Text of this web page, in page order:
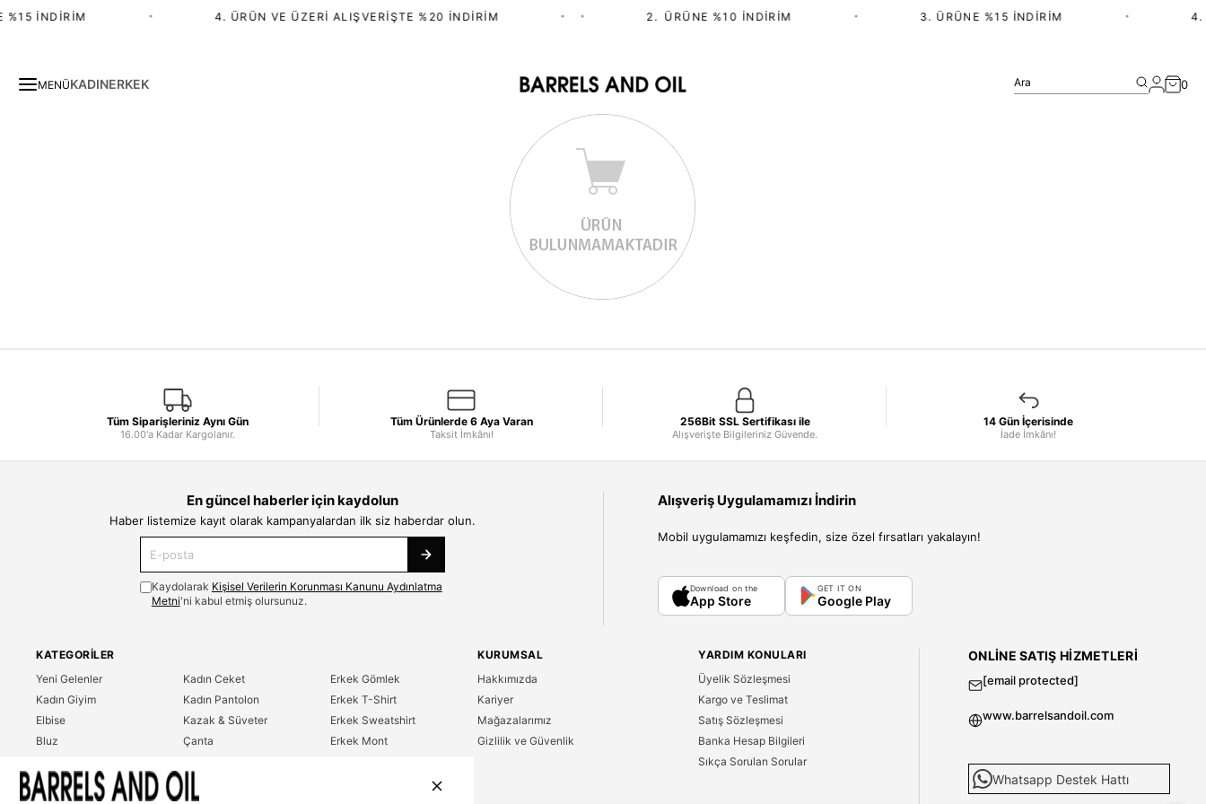
İNDIRIM 4. ÜRÜN VE ÜZERI ALIŞVERIŞTE %20 İNDIRIM 2.⁠ ⁠ÜRÜNE %10 İNDIRIM 3. ÜRÜNE %15 İNDIRIM 4.
MENÜKADINERKEK Ara 0
Tüm Siparişleriniz Aynı Gün
16.00'a Kadar Kargolanır.
Tüm Ürünlerde 6 Aya Varan
Taksit İmkânı!
256Bit SSL Sertifikası ile
Alışverişte Bilgileriniz Güvende.
14 Gün İçerisinde
İade İmkânı!
En güncel haberler için kaydolun
Haber listemize kayıt olarak kampanyalardan ilk siz haberdar olun.
Kaydolarak Kişisel Verilerin Korunması Kanunu Aydınlatma
Metni'ni kabul etmiş olursunuz.
Alışveriş Uygulamamızı İndirin
Mobil uygulamamızı keşfedin, size özel fırsatları yakalayın!
Download on the
App Store
GET IT ON
Google Play
KATEGORILER
Yeni Gelenler
Kadın Giyim
Elbise
Bluz
T-Shirt
Kadın Ceket
Kadın Pantolon
Kazak & Süveter
Çanta
Erkek Gömlek
Erkek T-Shirt
Erkek Sweatshirt
Erkek Mont
KURUMSAL
Hakkımızda
Kariyer
Mağazalarımız
Gizlilik ve Güvenlik
YARDIM KONULARI
Üyelik Sözleşmesi
Kargo ve Teslimat
Satış Sözleşmesi
Banka Hesap Bilgileri
Sıkça Sorulan Sorular
ONLINE SATIŞ HIZMETLERI
[email protected]
www.barrelsandoil.com
Whatsapp Destek Hattı